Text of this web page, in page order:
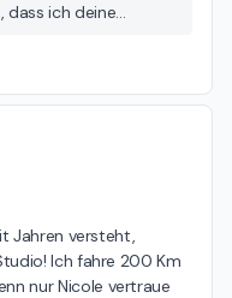
dass ich deine
unseren nächsten
Jahren versteht,
Ich fahre 200 Km
nur Nicole vertraue